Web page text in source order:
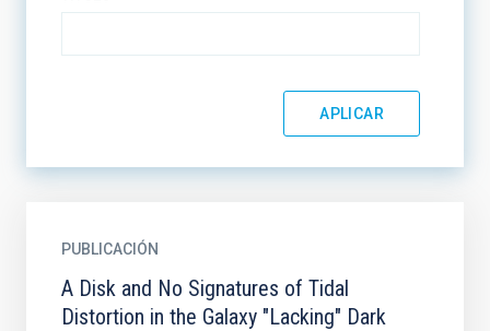
PUBLICACIÓN
A Disk and No Signatures of Tidal
Distortion in the Galaxy "Lacking" Dark